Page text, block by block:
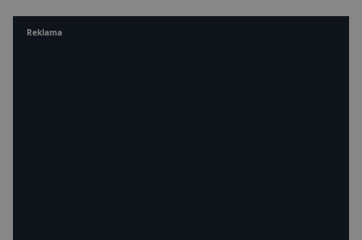
Reklama